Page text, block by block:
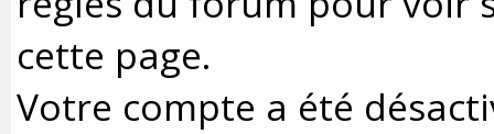
cette page.
Votre compte a été